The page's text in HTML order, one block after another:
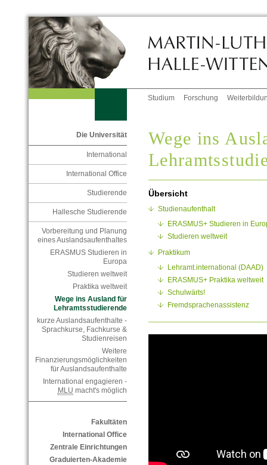
Studium Forschung
Die Universität
International
International Office
Studierende
Hallesche Studierende
Vorbereitung und Planung
eines Auslandsaufenthaltes
ERASMUS Studieren in
Europa
Studieren weltweit
Praktika weltweit
Wege ins Ausland für
Lehramtsstudierende
kurze Auslandsaufenthalte -
Sprachkurse, Fachkurse &
Studienreisen
Weitere
Finanzierungsmöglichkeiten
für Auslandsaufenthalte
International engagieren -
MLU macht's möglich
Fakultäten
International Office
Zentrale Einrichtungen
Graduierten-Akademie
Wege ins
Übersicht
Studienaufenthalt
ERASMUS+ Studieren in
Studieren weltweit
Praktikum
Lehramt.international (DAAD)
ERASMUS+ Praktika weltweit
Schulwärts!
Fremdsprachenassistenz